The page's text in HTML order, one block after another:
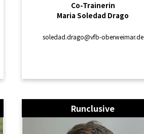
Co-Trainerin
Maria Soledad Drago
soledad.drago@vfb-oberweimar.de
Runclusive